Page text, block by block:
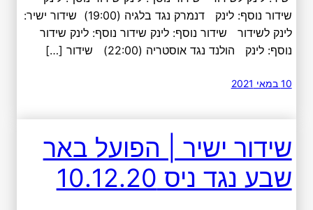
שידור נוסף: לינק דנמרק נגד בלגיה (19:00) שידור ישיר:
לינק לשידור שידור נוסף: לינק שידור נוסף: לינק שידור
נוסף: לינק הולנד נגד אוסטריה (22:00) שידור […]
10 במאי 2021
שידור ישיר | הפועל באר
שבע נגד ניס 10.12.20